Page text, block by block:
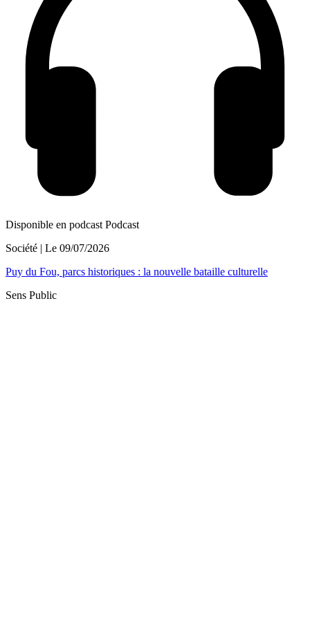
Disponible en podcast Podcast
Société | Le 09/07/2026
Puy du Fou, parcs historiques : la nouvelle bataille culturelle
Sens Public